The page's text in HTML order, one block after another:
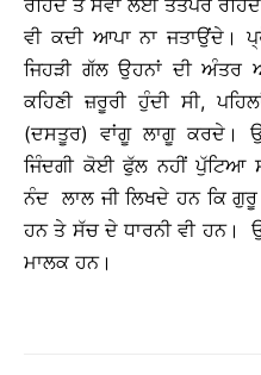
ਰਹਿੰਦੇ ਤੇ ਸੇਵਾ ਲਈ ਤਤਪਰ
ਵੀ ਕਦੀ ਆਪਾ ਨਾ ਜਤਾਉਂਦੇ।
ਜਿਹੜੀ ਗੱਲ ਉਹਨਾਂ ਦੀ
ਕਹਿਣੀ ਜ਼ਰੂਰੀ ਹੁੰਦੀ ਸੀ,
(ਦਸਤੂਰ) ਵਾਂਗੂ ਲਾਗੂ ਕਰਦੇ।
ਜਿੰਦਗੀ ਕੋਈ ਫੁੱਲ ਨਹੀਂ
ਨੰਦ ਲਾਲ ਜੀ ਲਿਖਦੇ ਹਨ ਕਿ ਗੁਰੂ
ਹਨ ਤੇ ਸੱਚ ਦੇ ਧਾਰਨੀ ਵੀ ਹਨ।
ਮਾਲਕ ਹਨ।